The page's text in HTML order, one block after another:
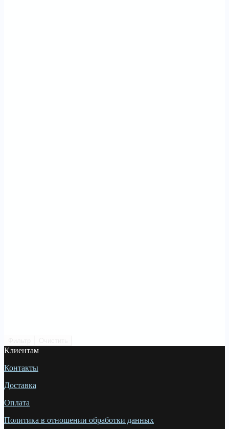
Клиентам
Контакты
Доставка
Оплата
Политика в отношении обработки данных